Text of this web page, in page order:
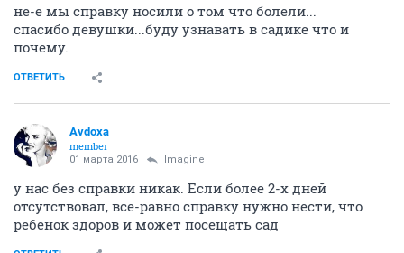
не-е мы справку носили о том что болели...
спасибо девушки...буду узнавать в садике что и
почему.
ОТВЕТИТЬ
Avdoxa
member
01 марта 2016 Imagine
у нас без справки никак. Если более 2-х дней
отсутствовал, все-равно справку нужно нести, что
ребенок здоров и может посещать сад